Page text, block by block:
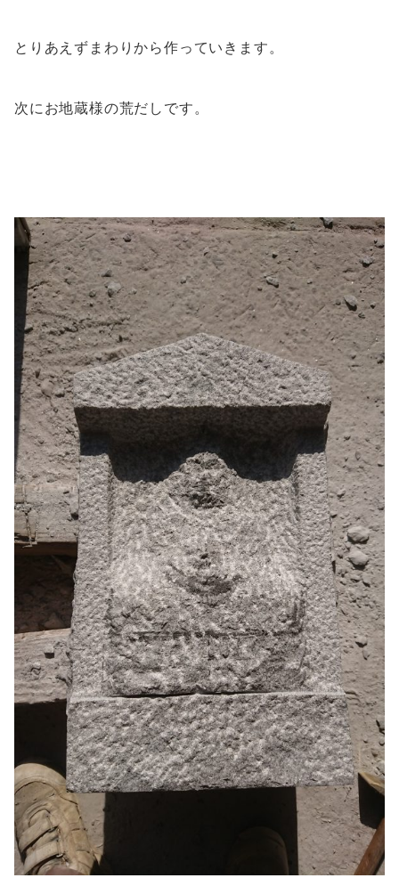
とりあえずまわりから作っていきます。
次にお地蔵様の荒だしです。